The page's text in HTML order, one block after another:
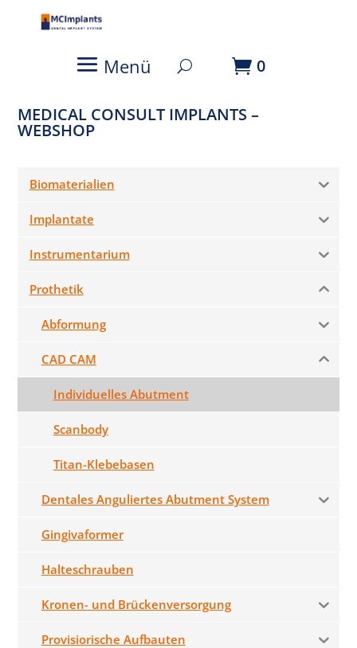
Menü 0
MEDICAL CONSULT IMPLANTS –
WEBSHOP
Biomaterialien
Implantate
Instrumentarium
Prothetik
Abformung
CAD CAM
Individuelles Abutment
Scanbody
Titan-Klebebasen
Dentales Anguliertes Abutment System
Gingivaformer
Halteschrauben
Kronen- und Brückenversorgung
Provisiorische Aufbauten